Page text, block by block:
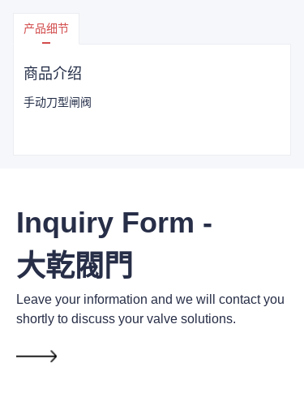
产品细节
商品介绍
手动刀型闸阀
Inquiry Form -
大乾閥門
Leave your information and we will contact you
shortly to discuss your valve solutions.